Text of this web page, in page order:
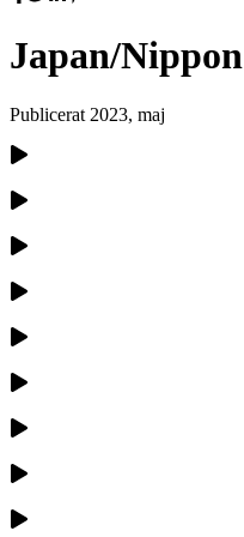
Japan/Nippon
Publicerat 2023, maj